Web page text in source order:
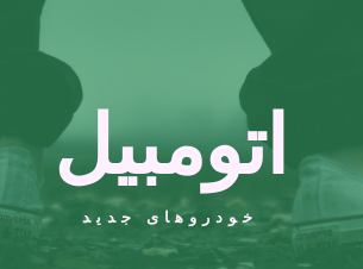
اتومبیل
خودروهای جدید